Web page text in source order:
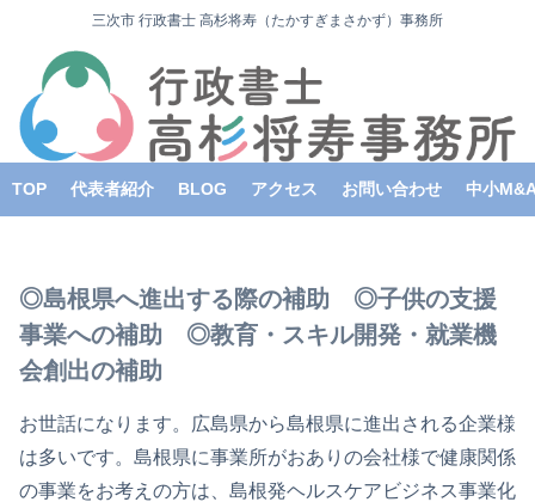
三次市 行政書士 高杉将寿（たかすぎまさかず）事務所
TOP 代表者紹介 BLOG アクセス お問い合わせ 中小
◎島根県へ進出する際の補助 ◎子供の支援
事業への補助 ◎教育・スキル開発・就業機
会創出の補助
お世話になります。広島県から島根県に進出される企業様
は多いです。島根県に事業所がおありの会社様で健康関係
の事業をお考えの方は、島根発ヘルスケアビジネス事業化